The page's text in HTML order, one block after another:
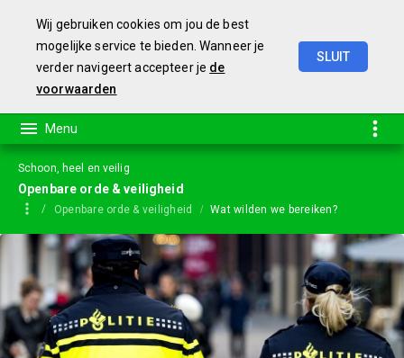
Wij gebruiken cookies om jou de best
mogelijke service te bieden. Wanneer je
verder navigeert accepteer je de
voorwaarden
SLUIT
Schoon, heel en veilig
Openbare orde & veiligheid
Openbare orde & veiligheid Wat wilden we bereiken?